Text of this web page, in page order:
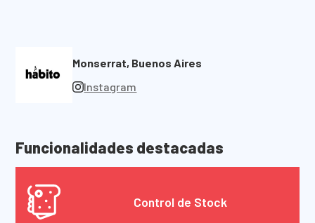
PROBAR GRATIS
Monserrat, Buenos Aires
Instagram
Funcionalidades destacadas
Control de Stock